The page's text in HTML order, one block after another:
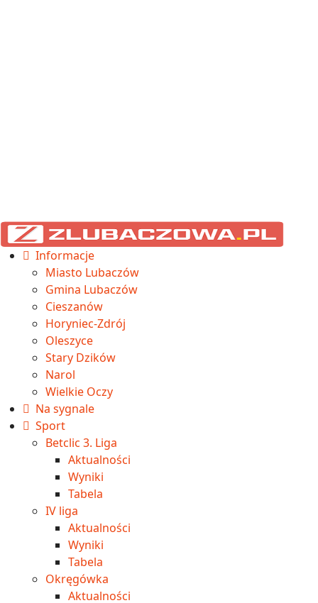
Informacje
Miasto Lubaczów
Gmina Lubaczów
Cieszanów
Horyniec-Zdrój
Oleszyce
Stary Dzików
Narol
Wielkie Oczy
Na sygnale
Sport
Betclic 3. Liga
Aktualności
Wyniki
Tabela
IV liga
Aktualności
Wyniki
Tabela
Okręgówka
Aktualności